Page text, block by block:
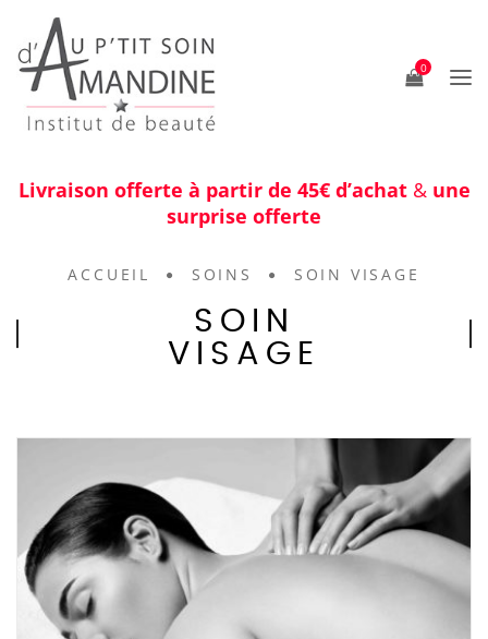
0
Livraison offerte à partir de 45€ d’achat & une
surprise offerte
ACCUEIL SOINS SOIN VISAGE
SOIN
VISAGE